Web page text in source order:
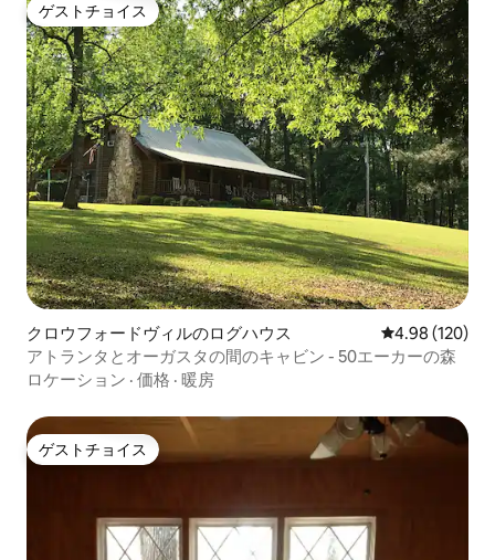
ゲストチョイス
ゲストチョイス
クロウフォードヴィルのログハウス レビュー120
4.98 (120)
アトランタとオーガスタの間のキャビン - 50エーカーの森
ロケーション · 価格 · 暖房
ゲストチョイス
ゲストチョイス